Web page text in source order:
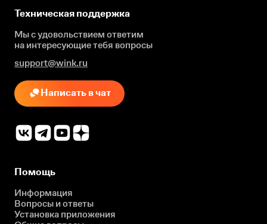
Техническая поддержка
Мы с удовольствием ответим
на интересующиетебя вопросы
support@wink.ru
Написать в чат
Помощь
Информация
Вопросы и ответы
Установка приложения